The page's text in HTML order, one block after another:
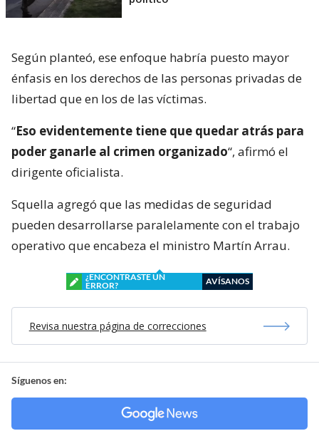
Según planteó, ese enfoque habría puesto mayor
énfasis en los derechos de las personas privadas de
libertad que en los de las víctimas.
“Eso evidentemente tiene que quedar atrás para
poder ganarle al crimen organizado“, afirmó el
dirigente oficialista.
Squella agregó que las medidas de seguridad
pueden desarrollarse paralelamente con el trabajo
operativo que encabeza el ministro Martín Arrau.
¿ENCONTRASTE UN
ERROR?
AVÍSANOS
Revisa nuestra página de correcciones
Síguenos en: